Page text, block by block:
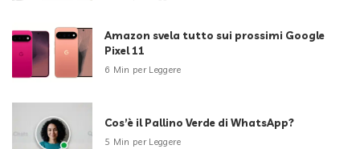
Amazon svela tutto sui prossimi Google
Pixel 11
6 Min per Leggere
Cos’è il Pallino Verde di WhatsApp?
5 Min per Leggere